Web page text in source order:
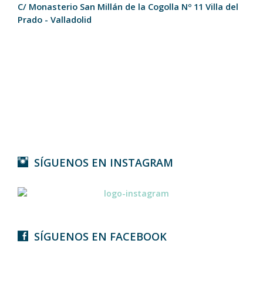
C/ Monasterio San Millán de la Cogolla Nº 11 Villa del
Prado - Valladolid
SÍGUENOS EN INSTAGRAM
SÍGUENOS EN FACEBOOK